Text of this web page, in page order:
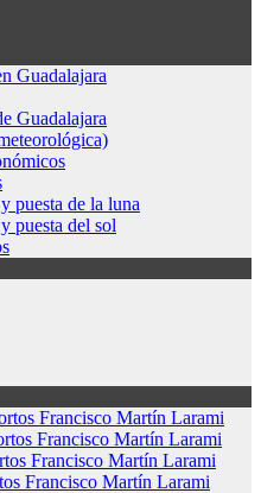
Guadalajara
Guadalajara
puesta de la luna
puesta del sol
Francisco Martín Larami
Francisco Martín Larami
Francisco Martín Larami
Francisco Martín Larami